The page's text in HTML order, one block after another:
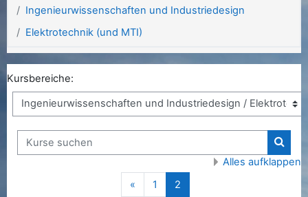
Ingenieurwissenschaften und Industriedesign
Elektrotechnik (und MTI)
Kursbereiche:
Kurse suchen
Alles aufklappen
«Vorherige Seite
1 2(aktuell)